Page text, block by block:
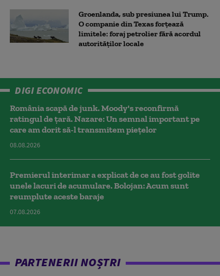
Groenlanda, sub presiunea lui Trump.
O companie din Texas forțează
limitele: foraj petrolier fără acordul
autorităților locale
DIGI ECONOMIC
România scapă de junk. Moody's reconfirmă
ratingul de țară. Nazare: Un semnal important pe
care am dorit să-l transmitem piețelor
08.08.2026
Premierul interimar a explicat de ce au fost golite
unele lacuri de acumulare. Bolojan: Acum sunt
reumplute aceste baraje
07.08.2026
PARTENERII NOȘTRI